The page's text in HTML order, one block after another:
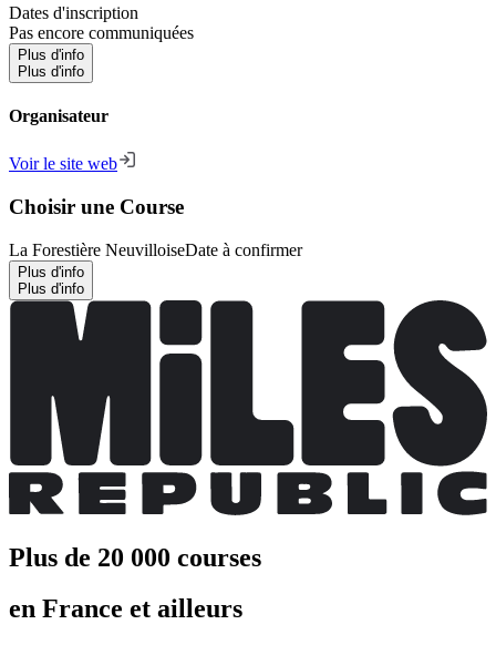
Dates d'inscription
Pas encore communiquées
Plus d'info
Plus d'info
Organisateur
Voir le site web
Choisir une Course
La Forestière NeuvilloiseDate à confirmer
Plus d'info
Plus d'info
Plus de 20 000 courses
en France et ailleurs